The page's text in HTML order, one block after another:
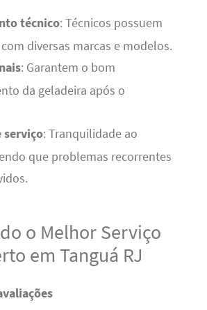
técnico: Técnicos possuem
diversas marcas e modelos.
: Garantem o bom
da geladeira após o
serviço: Tranquilidade ao
que problemas recorrentes
o Melhor Serviço
em Tanguá RJ